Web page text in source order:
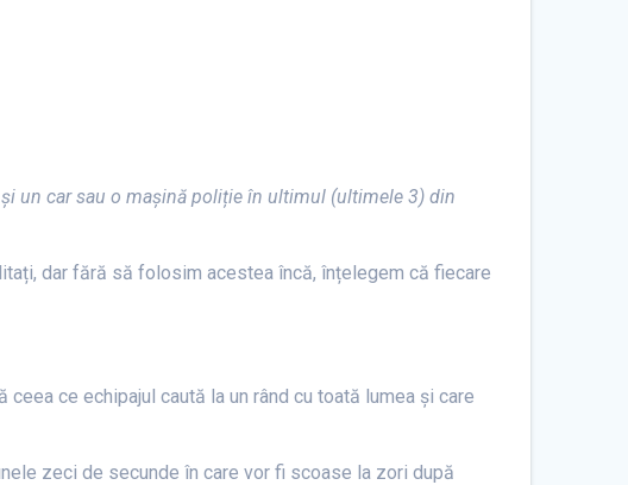
un car sau o mașină poliție în ultimul (ultimele 3) din
dar fără să folosim acestea încă, înțelegem că fiecare
ce echipajul caută la un rând cu toată lumea și care
zeci de secunde în care vor fi scoase la zori după